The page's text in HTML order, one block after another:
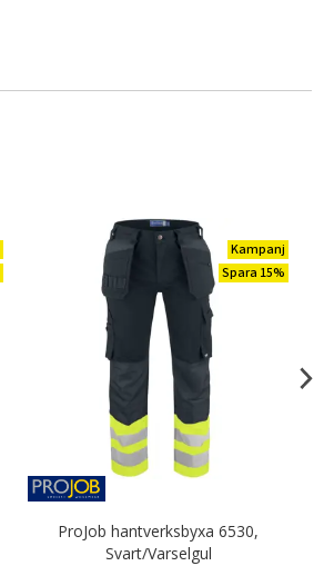
Kampanj
Spara 15%
ProJob hantverksbyxa 6530,
Svart/Varselgul